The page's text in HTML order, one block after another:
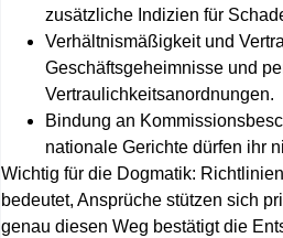
zusätzliche Indizien für
Verhältnismäßigkeit und
Geschäftsgeheimnisse und
Vertraulichkeitsanordnungen.
Bindung an
nationale Gerichte dürfen ihr
Wichtig für die Dogmatik:
bedeutet, Ansprüche stützen sich
genau diesen Weg bestätigt die